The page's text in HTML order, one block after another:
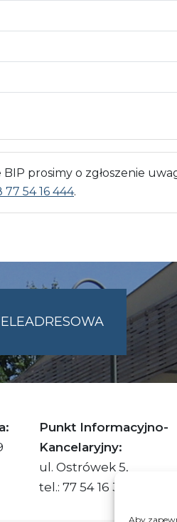
Aby
prosimy o zgłoszenie
77 54 16 444.
Punkt Informacyjno-
Kancelaryjny:
ul. Ostrówek 5,
tel.: 77 54 16 332